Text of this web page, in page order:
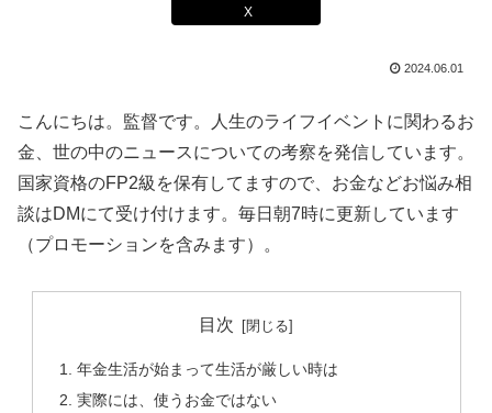
X
2024.06.01
こんにちは。監督です。人生のライフイベントに関わるお
金、世の中のニュースについての考察を発信しています。
国家資格のFP2級を保有してますので、お金などお悩み相
談はDMにて受け付けます。毎日朝7時に更新しています
（プロモーションを含みます）。
目次
年金生活が始まって生活が厳しい時は
実際には、使うお金ではない